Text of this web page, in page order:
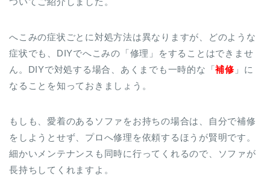
へこみの症状ごとに対処方法は異なりますが、どのような
症状でも、DIYでへこみの「修理」をすることはできませ
ん。DIYで対処する場合、あくまでも一時的な「補修 」に
なることを知っておきましょう。
もしも、愛着のあるソファをお持ちの場合は、自分で補修
をしようとせず、プロへ修理を依頼するほうが賢明です。
細かいメンテナンスも同時に行ってくれるので、ソファが
長持ちしてくれますよ。